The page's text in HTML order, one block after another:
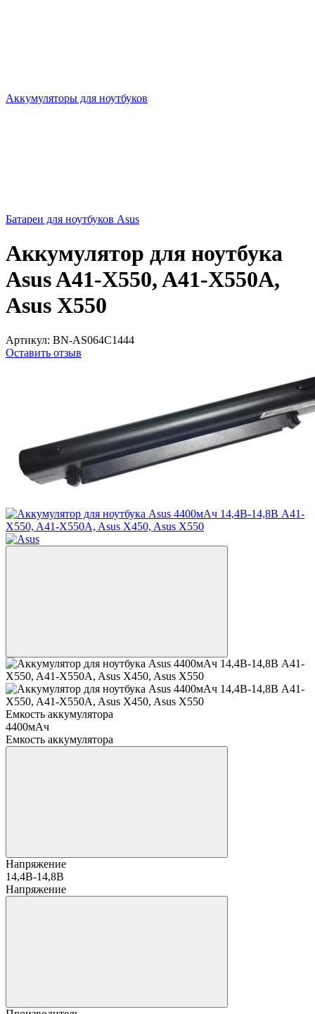
Аккумуляторы для ноутбуков
Батареи для ноутбуков Asus
Аккумулятор для ноутбука
Asus A41-X550, A41-X550A,
Asus X550
Артикул: BN-AS064C1444
Оставить отзыв
Емкость аккумулятора
4400мАч
Емкость аккумулятора
Напряжение
14,4В-14,8В
Напряжение